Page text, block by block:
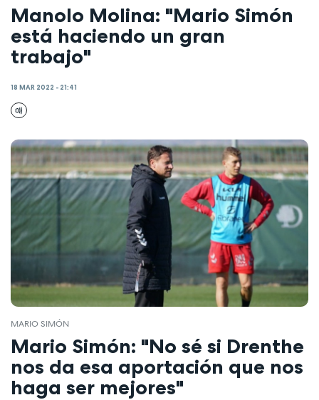
Manolo Molina: "Mario Simón
está haciendo un gran
trabajo"
18 MAR 2022 - 21:41
MARIO SIMÓN
Mario Simón: "No sé si Drenthe
nos da esa aportación que nos
haga ser mejores"